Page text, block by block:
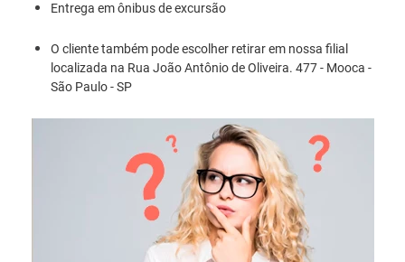
Entrega em ônibus de excursão
O cliente também pode escolher retirar em nossa filial
localizada na Rua João Antônio de Oliveira. 477 - Mooca -
São Paulo - SP